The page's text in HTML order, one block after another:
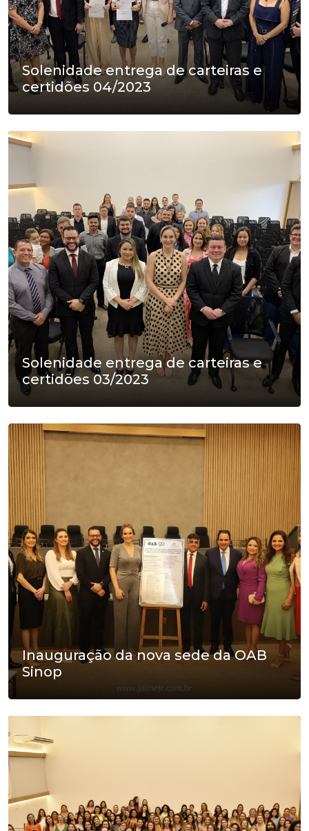
Solenidade entrega de carteiras e
certidões 04/2023
Solenidade entrega de carteiras e
certidões 03/2023
Inauguração da nova sede da OAB
Sinop